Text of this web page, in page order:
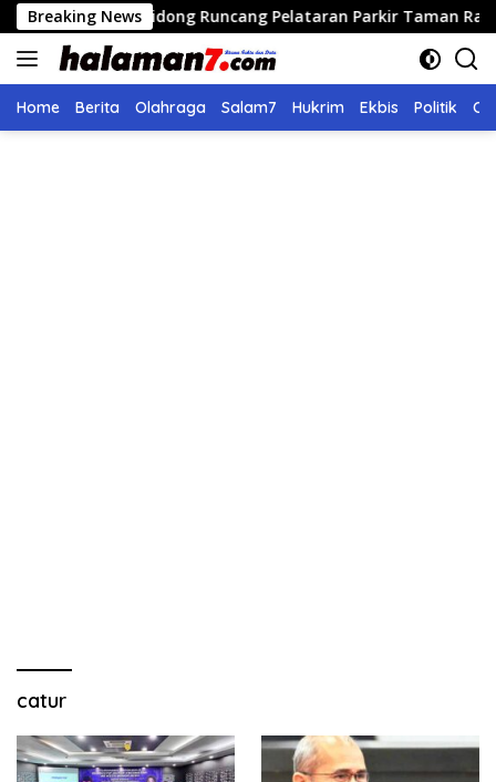
Langsung
ke
konten
Breaking News
Didong Runcang Pelataran Parkir Taman Ratu Safiatuddin
Home Berita Olahraga Salam7 Hukrim Ekbis Politik
catur